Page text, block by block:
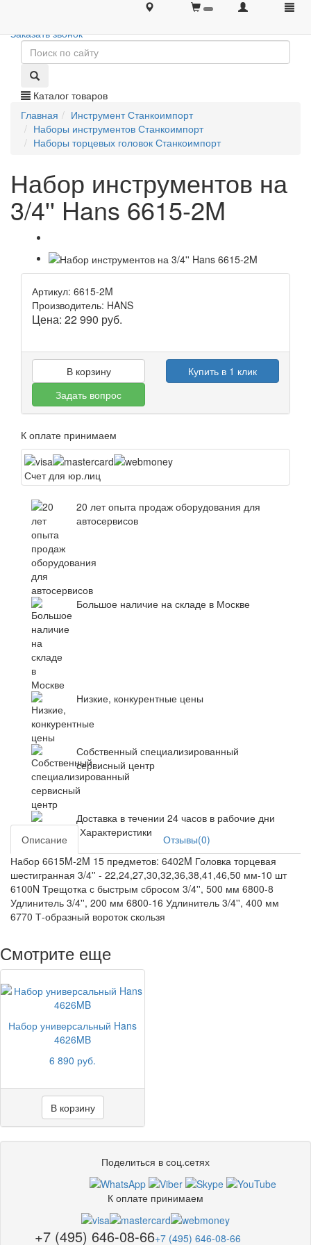
+7 (495) 646-08-66
Заказать звонок
Каталог товаров
Главная
Инструмент Станкоимпорт
Наборы инструментов Станкоимпорт
Наборы торцевых головок Станкоимпорт
Набор инструментов на
3/4'' Hans 6615-2M
Артикул: 6615-2M
Производитель: HANS
Цена: 22 990 руб.
В корзину
Купить в 1 клик
Задать вопрос
К оплате принимаем
Счет для юр.лиц
20 лет опыта продаж оборудования для
автосервисов
Большое наличие на складе в Москве
Низкие, конкурентные цены
Собственный специализированный
сервисный центр
Доставка в течении 24 часов в рабочие дни
Описание
Характеристики
Отзывы(0)
Набор 6615M-2M 15 предметов: 6402M Головка торцевая
шестигранная 3/4'' - 22,24,27,30,32,36,38,41,46,50 мм-10 шт
6100N Трещотка с быстрым сбросом 3/4'', 500 мм 6800-8
Удлинитель 3/4'', 200 мм 6800-16 Удлинитель 3/4'', 400 мм
6770 Т-образный вороток скользя
Смотрите еще
Набор универсальный Hans
4626MB
6 890 руб.
В корзину
Поделиться в соц.сетях
К оплате принимаем
+7 (495) 646-08-66+7 (495) 646-08-66